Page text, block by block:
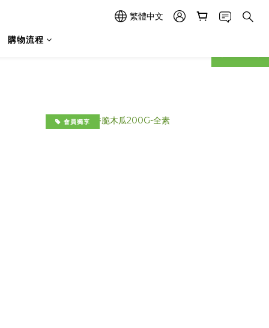
繁體中文
購物流程
prev next
會員獨享